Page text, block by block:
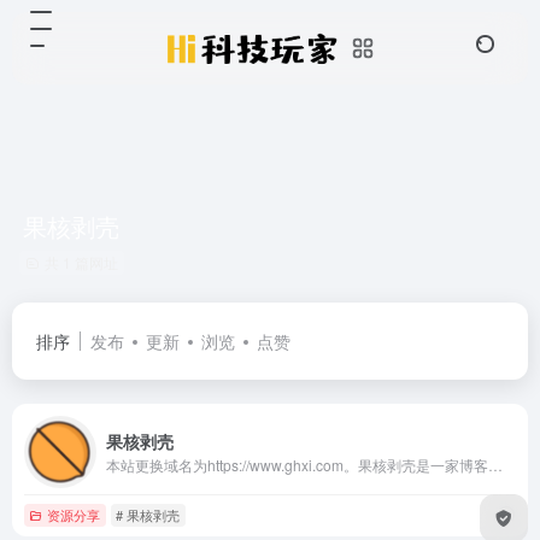
排序 发布 更新 浏览 点赞
果核剥壳
资源分享 # 果核剥壳